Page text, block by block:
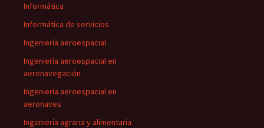
Informática
Informática de servicios
Ingeniería aeroespacial
Ingeniería aeroespacial en
aeronavegación
Ingeniería aeroespacial en
aeronaves
Ingeniería agraria y alimentaria